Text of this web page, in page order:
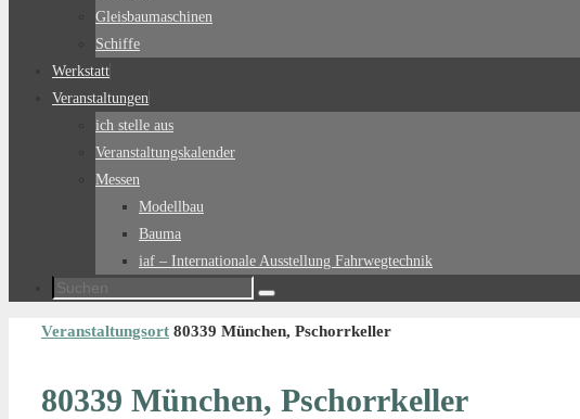
Gleisbaumaschinen
Schiffe
Werkstatt
Veranstaltungen
ich stelle aus
Veranstaltungskalender
Messen
Modellbau
Bauma
iaf – Internationale Ausstellung Fahrwegtechnik
Suchen
Suchen
Start
Veranstaltungsort 80339 München, Pschorrkeller
80339 München, Pschorrkeller